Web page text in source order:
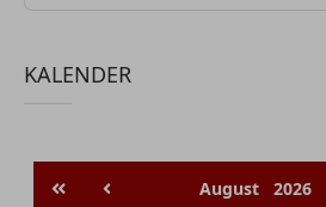
KALENDER
August 2026